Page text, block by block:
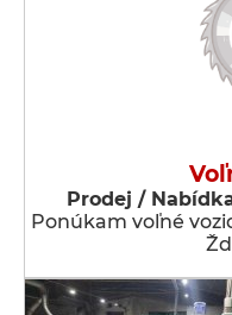
Prodej /
Ponúkam voľné